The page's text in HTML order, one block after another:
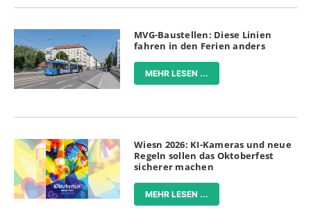
MVG-Baustellen: Diese Linien
fahren in den Ferien anders
MEHR LESEN ...
Wiesn 2026: KI-Kameras und neue
Regeln sollen das Oktoberfest
sicherer machen
MEHR LESEN ...